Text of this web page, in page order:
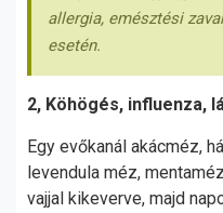
allergia, emésztési
esetén.
2, Köhögés, influenza,
Egy evőkanál akácméz,
levendula méz,
vajjal kikeverve, majd